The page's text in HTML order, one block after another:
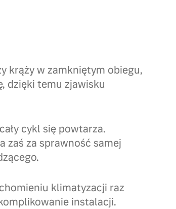
krąży w zamkniętym obiegu,
dzięki temu zjawisku
cykl się powtarza.
zaś za sprawność samej
klimatyzacji raz
instalacji.